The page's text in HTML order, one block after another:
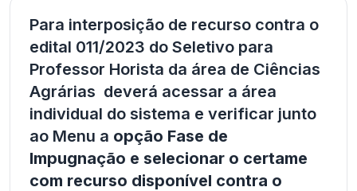
Para interposição de recurso contra o
edital 011/2023 do Seletivo para
Professor Horista da área de Ciências
Agrárias deverá acessar a área
individual do sistema e verificar junto
ao Menu a opção Fase de
Impugnação e selecionar o certame
com recurso disponível contra o